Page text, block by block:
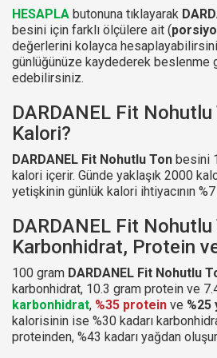
HESAPLA butonuna tıklayarak
besini için farklı ölçülere ait (
değerlerini kolayca
günlüğünüze kaydederek beslenme
edebilirsiniz.
DARDANEL Fit Nohutlu
Kalori?
DARDANEL Fit Nohutlu Ton besini
kalori içerir. Günde yaklaşık 2000
yetişkinin günlük kalori ihtiyacının %7
DARDANEL Fit Nohutlu
Karbonhidrat, Protein
100 gram DARDANEL Fit Nohutlu
karbonhidrat, 10.3 gram protein ve
karbonhidrat, %35 protein ve %25
kalorisinin ise %30 kadarı
proteinden, %43 kadarı yağdan